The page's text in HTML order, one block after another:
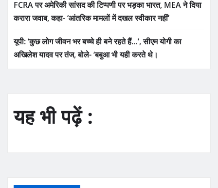
FCRA पर अमेरिकी सांसद की टिप्पणी पर भड़का भारत, MEA ने दिया
करारा जवाब, कहा- ‘आंतरिक मामलों में दखल स्वीकार नहीं’
यूपी: ‘कुछ लोग जीवन भर बच्चे ही बने रहते हैं…’, सीएम योगी का
अखिलेश यादव पर तंज, बोले- ‘बबुआ भी यही करते थे।
यह भी पढ़ें :